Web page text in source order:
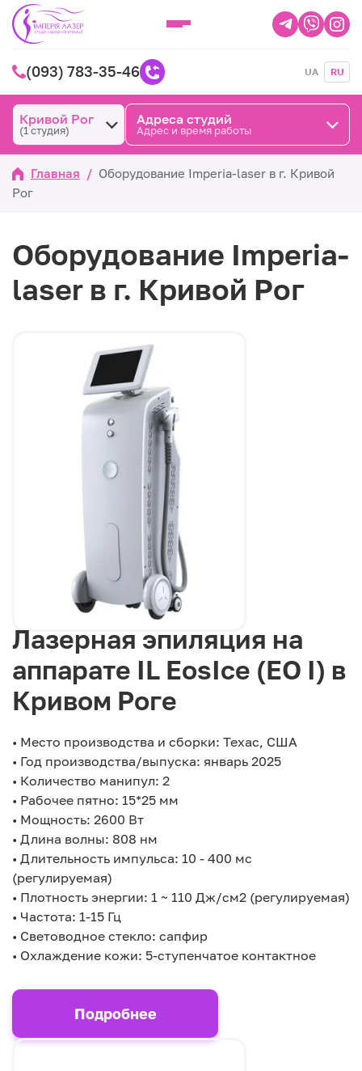
(093) 783-35-46 UA RU
Кривой Рог
(1 студия)
Адреса студий
Адрес и время работы
Главная / Оборудование Imperia-laser в г. Кривой
Рог
Оборудование Imperia-
laser в г. Кривой Рог
Лазерная эпиляция на
аппарате IL EosIce (EO I) в
Кривом Роге
• Место производства и сборки: Техас, США
• Год производства/выпуска: январь 2025
• Количество манипул: 2
• Рабочее пятно: 15*25 мм
• Мощность: 2600 Вт
• Длина волны: 808 нм
• Длительность импульса: 10 - 400 мс
(регулируемая)
• Плотность энергии: 1 ~ 110 Дж/см2 (регулируемая)
• Частота: 1-15 Гц
• Световодное стекло: сапфир
• Охлаждение кожи: 5-ступенчатое контактное
Подробнее